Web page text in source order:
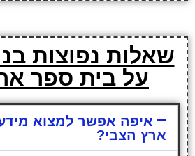
שאלות נפוצות
על בית ספר
איפה אפשר למצוא
ארץ הצבי?